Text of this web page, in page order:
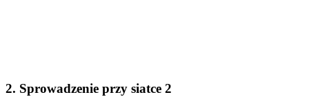
2. Sprowadzenie przy siatce 2